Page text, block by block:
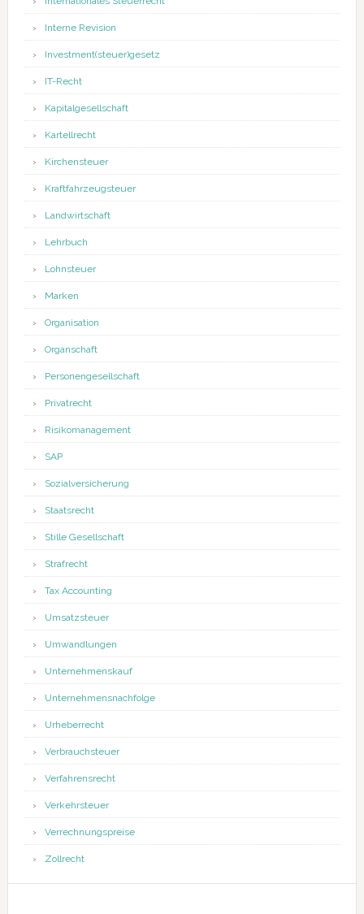
Interne Revision
Investment(steuer)gesetz
IT-Recht
Kapitalgesellschaft
Kartellrecht
Kirchensteuer
Kraftfahrzeugsteuer
Landwirtschaft
Lehrbuch
Lohnsteuer
Marken
Organisation
Organschaft
Personengesellschaft
Privatrecht
Risikomanagement
SAP
Sozialversicherung
Staatsrecht
Stille Gesellschaft
Strafrecht
Tax Accounting
Umsatzsteuer
Umwandlungen
Unternehmenskauf
Unternehmensnachfolge
Urheberrecht
Verbrauchsteuer
Verfahrensrecht
Verkehrsteuer
Verrechnungspreise
Zollrecht